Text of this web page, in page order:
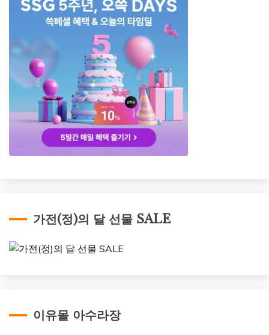
가전(정)의 달 선물 SALE
이유몰 아수라장